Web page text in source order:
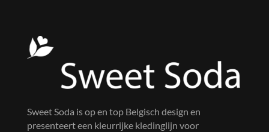
Sweet Soda is op en top Belgisch design en
presenteert een kleurrijke kledinglijn voor